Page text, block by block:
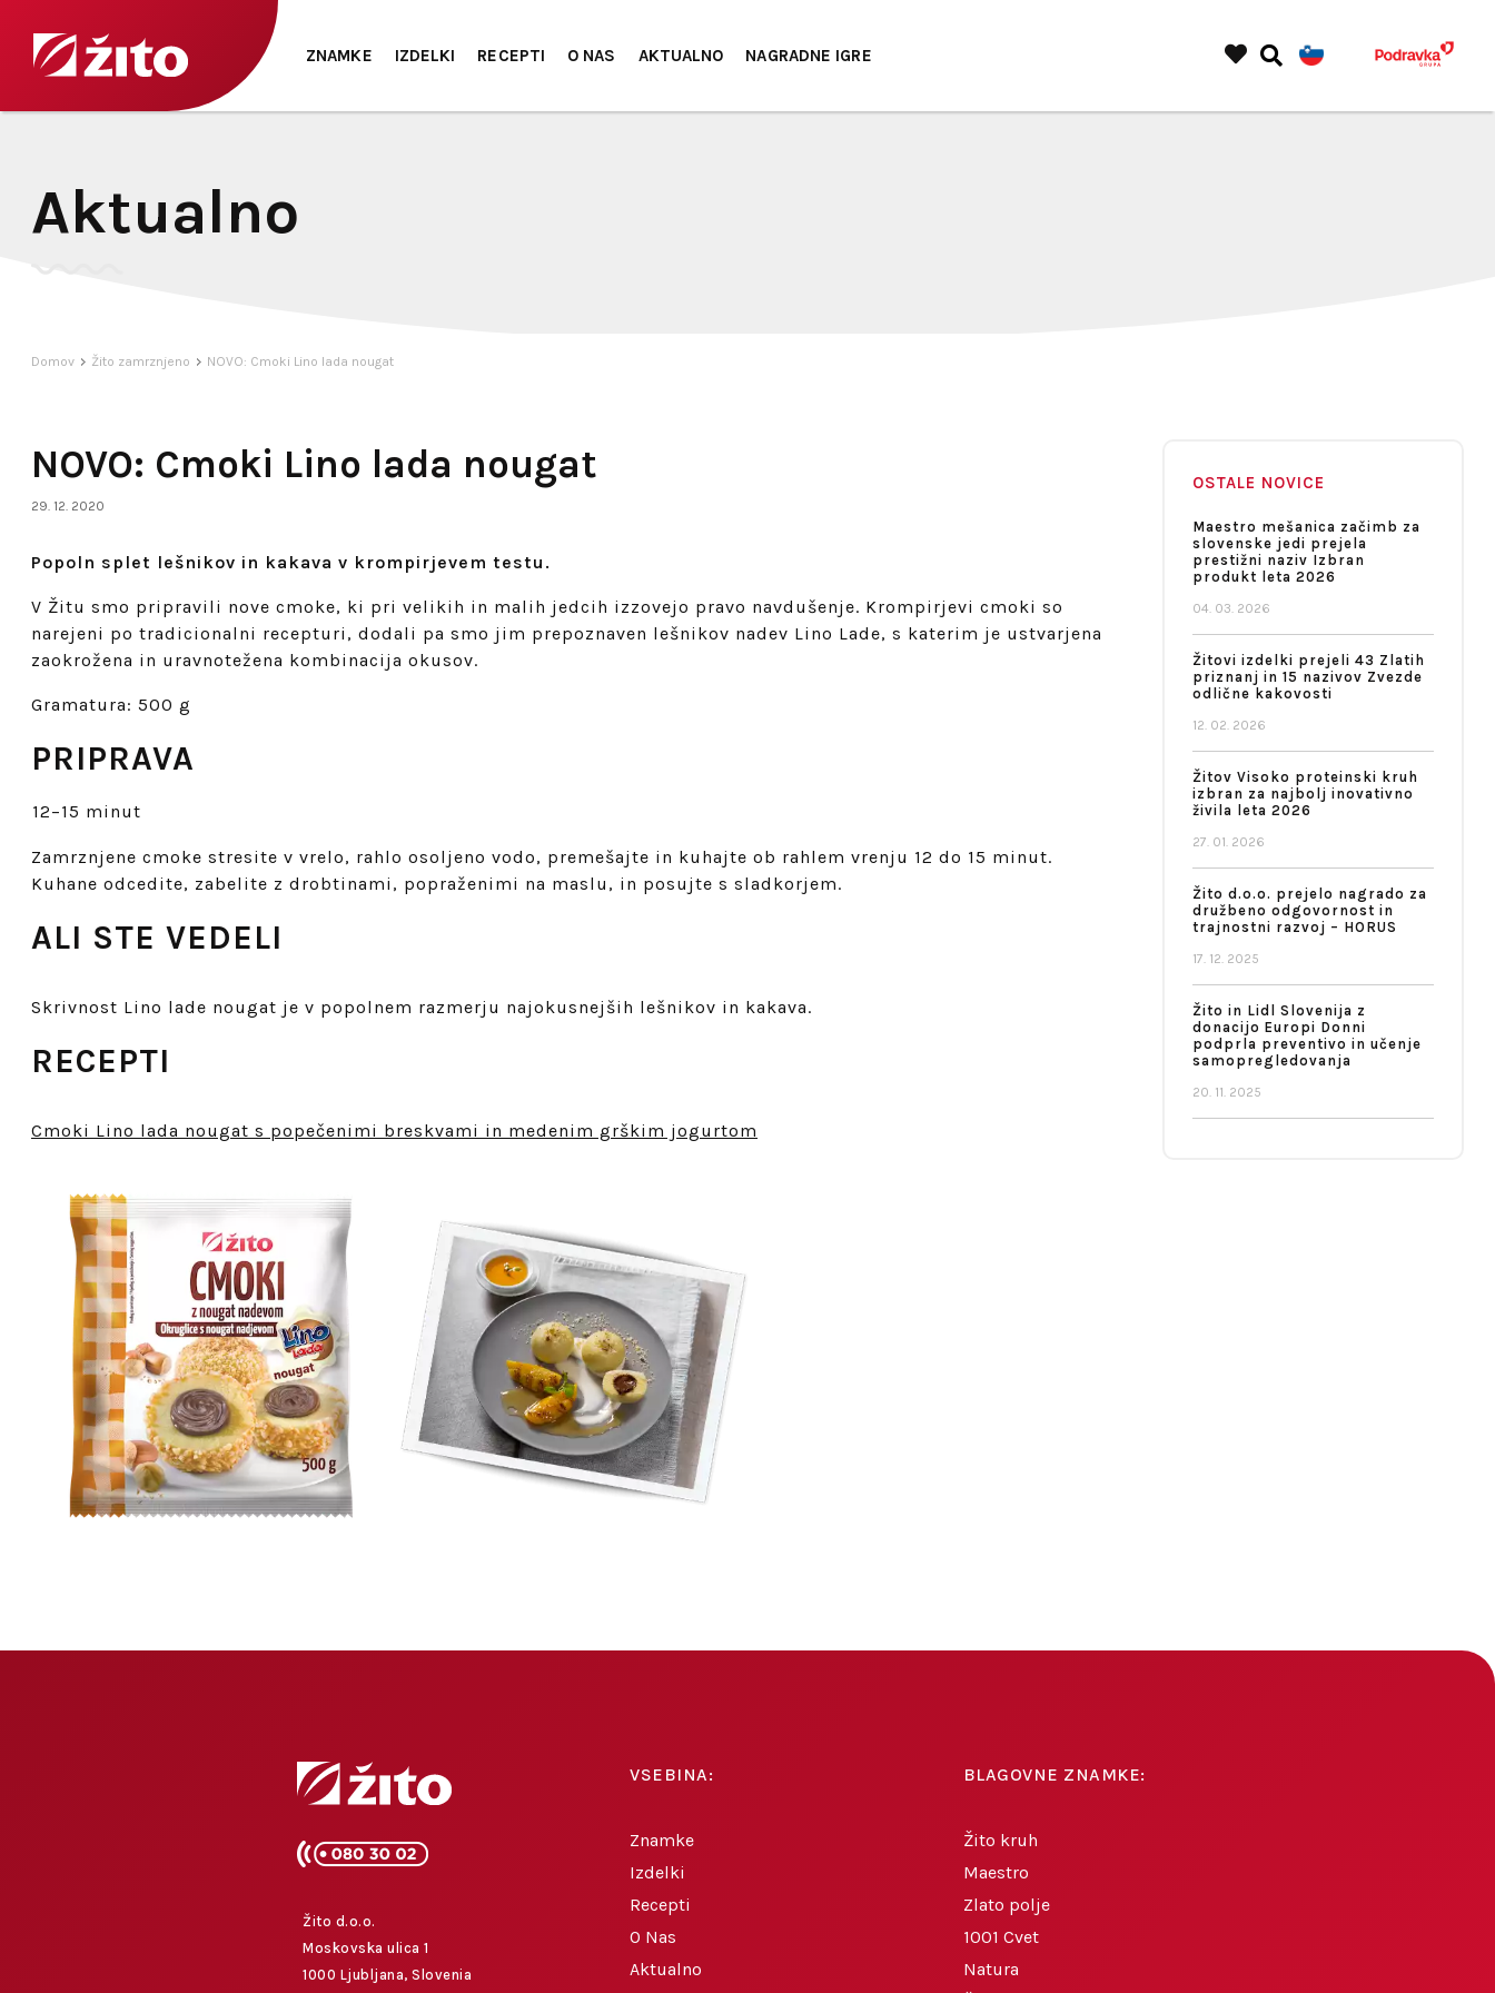
ZNAMKE IZDELKI RECEPTI O NAS AKTUALNO NAGRADNE IGRE
Aktualno
Domov Žito zamrznjeno NOVO: Cmoki Lino lada nougat
NOVO: Cmoki Lino lada nougat
29. 12. 2020
Popoln splet lešnikov in kakava v krompirjevem testu.
V Žitu smo pripravili nove cmoke, ki pri velikih in malih jedcih izzovejo pravo navdušenje. Krompirjevi cmoki so
narejeni po tradicionalni recepturi, dodali pa smo jim prepoznaven lešnikov nadev Lino Lade, s katerim je ustvarjena
zaokrožena in uravnotežena kombinacija okusov.
Gramatura: 500 g
PRIPRAVA
12–15 minut
Zamrznjene cmoke stresite v vrelo, rahlo osoljeno vodo, premešajte in kuhajte ob rahlem vrenju 12 do 15 minut.
Kuhane odcedite, zabelite z drobtinami, popraženimi na maslu, in posujte s sladkorjem.
ALI STE VEDELI
Skrivnost Lino lade nougat je v popolnem razmerju najokusnejših lešnikov in kakava.
RECEPTI
Cmoki Lino lada nougat s popečenimi breskvami in medenim grškim jogurtom
OSTALE NOVICE
Maestro mešanica začimb za
slovenske jedi prejela
prestižni naziv Izbran
produkt leta 2026
04. 03. 2026
Žitovi izdelki prejeli 43 Zlatih
priznanj in 15 nazivov Zvezde
odlične kakovosti
12. 02. 2026
Žitov Visoko proteinski kruh
izbran za najbolj inovativno
živila leta 2026
27. 01. 2026
Žito d.o.o. prejelo nagrado za
družbeno odgovornost in
trajnostni razvoj – HORUS
17. 12. 2025
Žito in Lidl Slovenija z
donacijo Europi Donni
podprla preventivo in učenje
samopregledovanja
20. 11. 2025
Žito d.o.o.
Moskovska ulica 1
1000 Ljubljana, Slovenia
VSEBINA:
Znamke
Izdelki
Recepti
O Nas
Aktualno
BLAGOVNE ZNAMKE:
Žito kruh
Maestro
Zlato polje
1001 Cvet
Natura